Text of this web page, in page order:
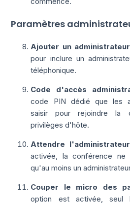
Paramètres
Ajouter un
pour inclure un
téléphonique.
Code d'accès
code PIN dédié que les
saisir pour rejoindre la
privilèges d'hôte.
Attendre
activée, la conférence ne
qu'au moins un
Couper le micro des
option est activée, seul